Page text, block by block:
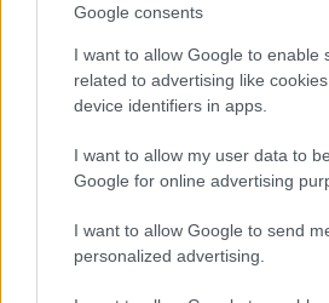
Google consents
I want to allow Google to enable
related to advertising like
device identifiers in apps.
I want to allow my user data to
Google for online advertising
I want to allow Google to send
personalized advertising.
Cómo los delincuentes están
Diego Martín · 6 Ago 2026